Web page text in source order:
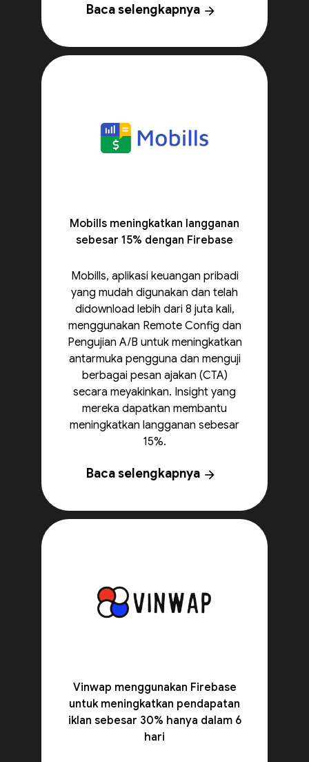
Baca selengkapnya arrow_forward
Mobills meningkatkan langganan
sebesar 15% dengan Firebase
Mobills, aplikasi keuangan pribadi
yang mudah digunakan dan telah
didownload lebih dari 8 juta kali,
menggunakan Remote Config dan
Pengujian A/B untuk meningkatkan
antarmuka pengguna dan menguji
berbagai pesan ajakan (CTA)
secara meyakinkan. Insight yang
mereka dapatkan membantu
meningkatkan langganan sebesar
15%.
Baca selengkapnya arrow_forward
Vinwap menggunakan Firebase
untuk meningkatkan pendapatan
iklan sebesar 30% hanya dalam 6
hari